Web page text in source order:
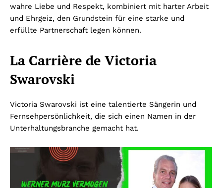
wahre Liebe und Respekt, kombiniert mit harter Arbeit
und Ehrgeiz, den Grundstein für eine starke und
erfüllte Partnerschaft legen können.
La Carrière de Victoria
Swarovski
Victoria Swarovski ist eine talentierte Sängerin und
Fernsehpersönlichkeit, die sich einen Namen in der
Unterhaltungsbranche gemacht hat.